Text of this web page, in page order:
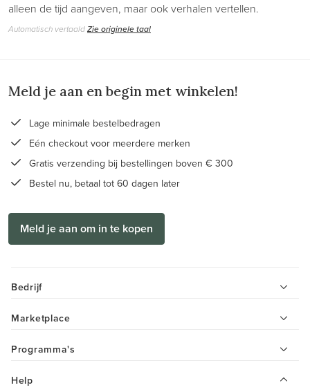
alleen de tijd aangeven, maar ook verhalen vertellen.
Automatisch vertaaldZie originele taal
Meld je aan en begin met winkelen!
Lage minimale bestelbedragen
Eén checkout voor meerdere merken
Gratis verzending bij bestellingen boven € 300
Bestel nu, betaal tot 60 dagen later
Meld je aan om in te kopen
Bedrijf
Marketplace
Programma's
Help